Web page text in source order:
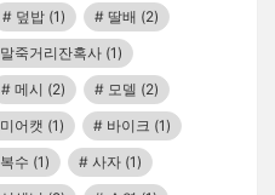
덮밥 (1) 딸배 (2)
말죽거리잔혹사 (1)
메시 (2) 모델 (2)
미어캣 (1) 바이크 (1)
복수 (1) 사자 (1)